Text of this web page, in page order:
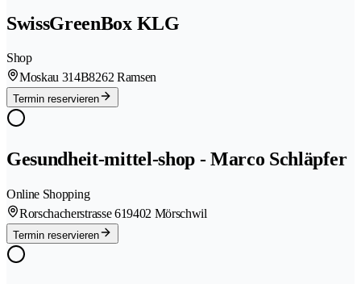
SwissGreenBox KLG
Shop
Moskau 314B8262 Ramsen
Termin reservieren
Gesundheit-mittel-shop - Marco Schläpfer
Online Shopping
Rorschacherstrasse 619402 Mörschwil
Termin reservieren